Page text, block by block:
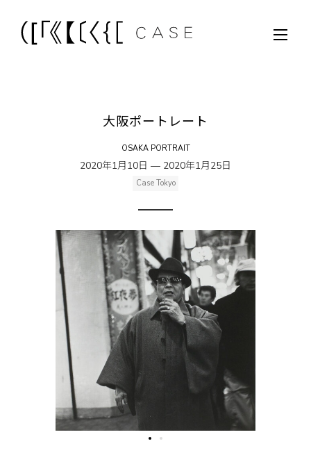
大阪ポートレート
OSAKA PORTRAIT
2020年1月10日 — 2020年1月25日
Case Tokyo